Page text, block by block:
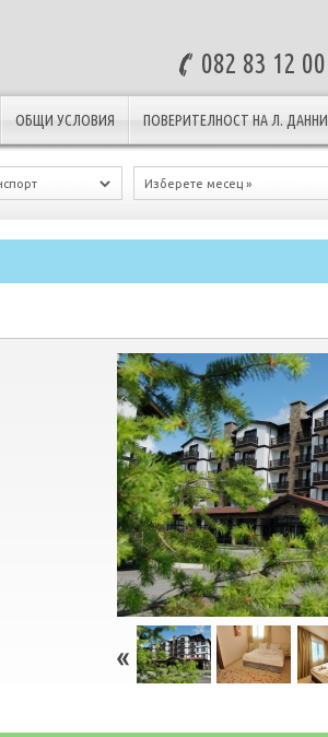
082 83 12 00
ОБЩИ УСЛОВИЯ ПОВЕРИТЕЛНОСТ НА Л. ДАННИ